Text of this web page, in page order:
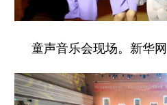
童声音乐会现场。新华网